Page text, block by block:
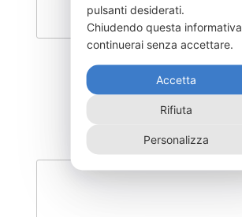
DISC-2000F
1.455,00€
pulsanti desiderati.
Chiudendo questa informativa
continuerai senza accettare.
Accetta
Rifiuta
Personalizza